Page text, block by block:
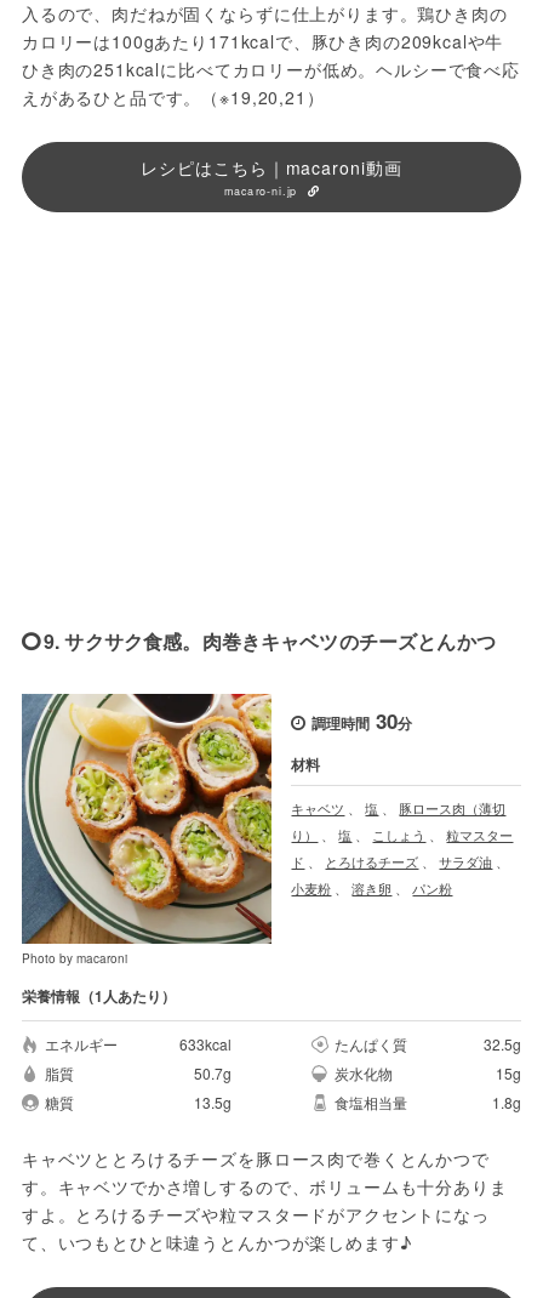
入るので、肉だねが固くならずに仕上がります。鶏ひき肉の
カロリーは100gあたり171kcalで、豚ひき肉の209kcalや牛
ひき肉の251kcalに比べてカロリーが低め。ヘルシーで食べ応
えがあるひと品です。（※19,20,21）
レシピはこちら｜macaroni動画
macaro-ni.jp
9. サクサク食感。肉巻きキャベツのチーズとんかつ
Photo by macaroni
調理時間 30分
材料
キャベツ 、塩
豚ロース肉（薄切
り）
、塩 こしょう 、粒マスター
ド
とろけるチーズ 、サラダ油
小麦粉
、溶き卵 パン粉
栄養情報（1人あたり）
エネルギー 633kcal たんぱく質
32.5g
脂質
50.7g 炭水化物
15g
糖質
13.5g 食塩相当量 1.8g
キャベツととろけるチーズを豚ロース肉で巻くとんかつで
す。キャベツでかさ増しするので、ボリュームも十分ありま
すよ。とろけるチーズや粒マスタードがアクセントになっ
て、いつもとひと味違うとんかつが楽しめます♪